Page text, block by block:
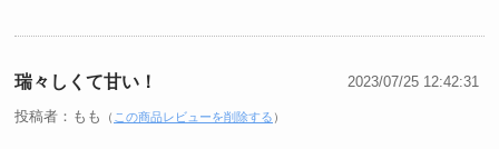
瑞々しくて甘い！ 2023/07/25 12:42:31
投稿者：もも （ この商品レビューを削除する ）